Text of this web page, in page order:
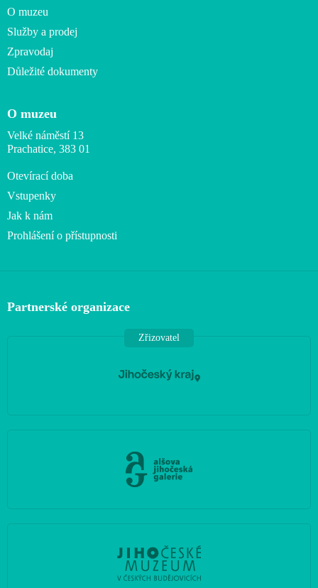
O muzeu
Služby a prodej
Zpravodaj
Důležité dokumenty
O muzeu
Velké náměstí 13
Prachatice, 383 01
Otevírací doba
Vstupenky
Jak k nám
Prohlášení o přístupnosti
Partnerské organizace
Zřizovatel